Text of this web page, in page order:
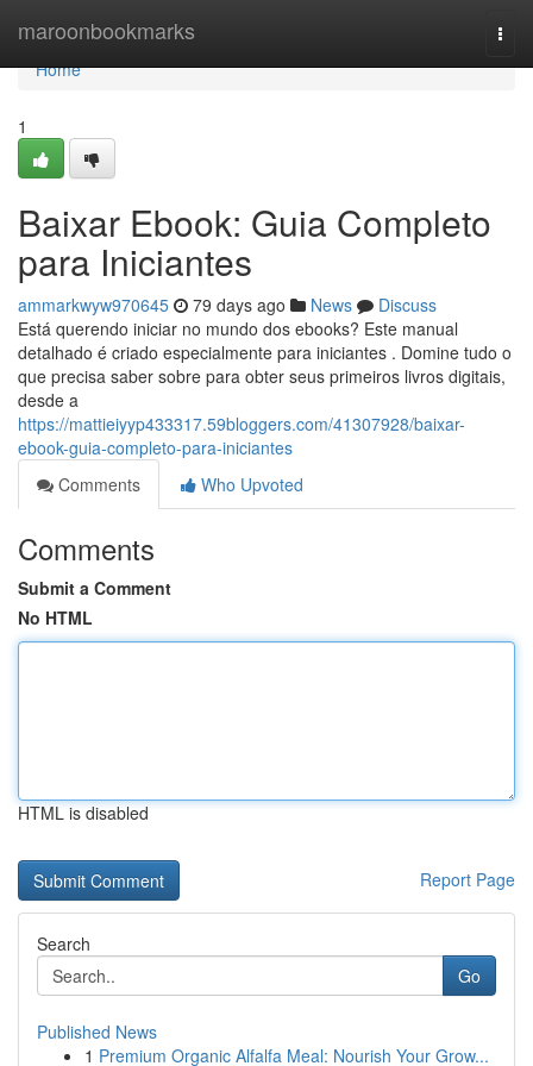
maroonbookmarks
Home
Home
1
Baixar Ebook: Guia Completo
para Iniciantes
ammarkwyw970645 79 days ago News
Discuss
Está querendo iniciar no mundo dos ebooks? Este manual
detalhado é criado especialmente para iniciantes . Domine tudo o
que precisa saber sobre para obter seus primeiros livros digitais,
desde a
https://mattieiyyp433317.59bloggers.com/41307928/baixar-
ebook-guia-completo-para-iniciantes
Comments
Who Upvoted
Comments
Submit a Comment
No HTML
HTML is disabled
Report Page
Search
Go
Published News
1 Premium Organic Alfalfa Meal: Nourish Your Grow...